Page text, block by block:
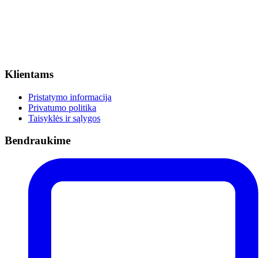
Klientams
Pristatymo informacija
Privatumo politika
Taisyklės ir sąlygos
Bendraukime